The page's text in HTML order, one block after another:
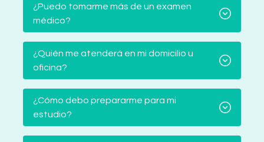
¿Puedo tomarme más de un examen
médico?
¿Quién me atenderá en mi domicilio u
oficina?
¿Cómo debo prepararme para mi
estudio?